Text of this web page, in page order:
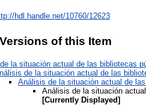
hdl.handle.net/10760/12623
of this Item
la situación actual de las bibliotecas
de la situación actual de las
Análisis de la situación actual de
Análisis de la situación
[Currently Displayed]